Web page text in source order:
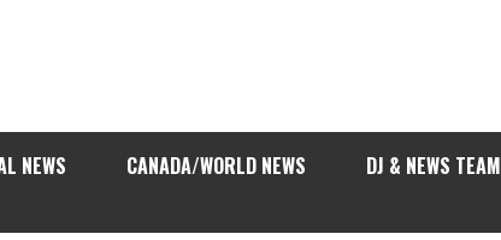
NEWS CANADA/WORLD NEWS DJ & NEWS TEAM